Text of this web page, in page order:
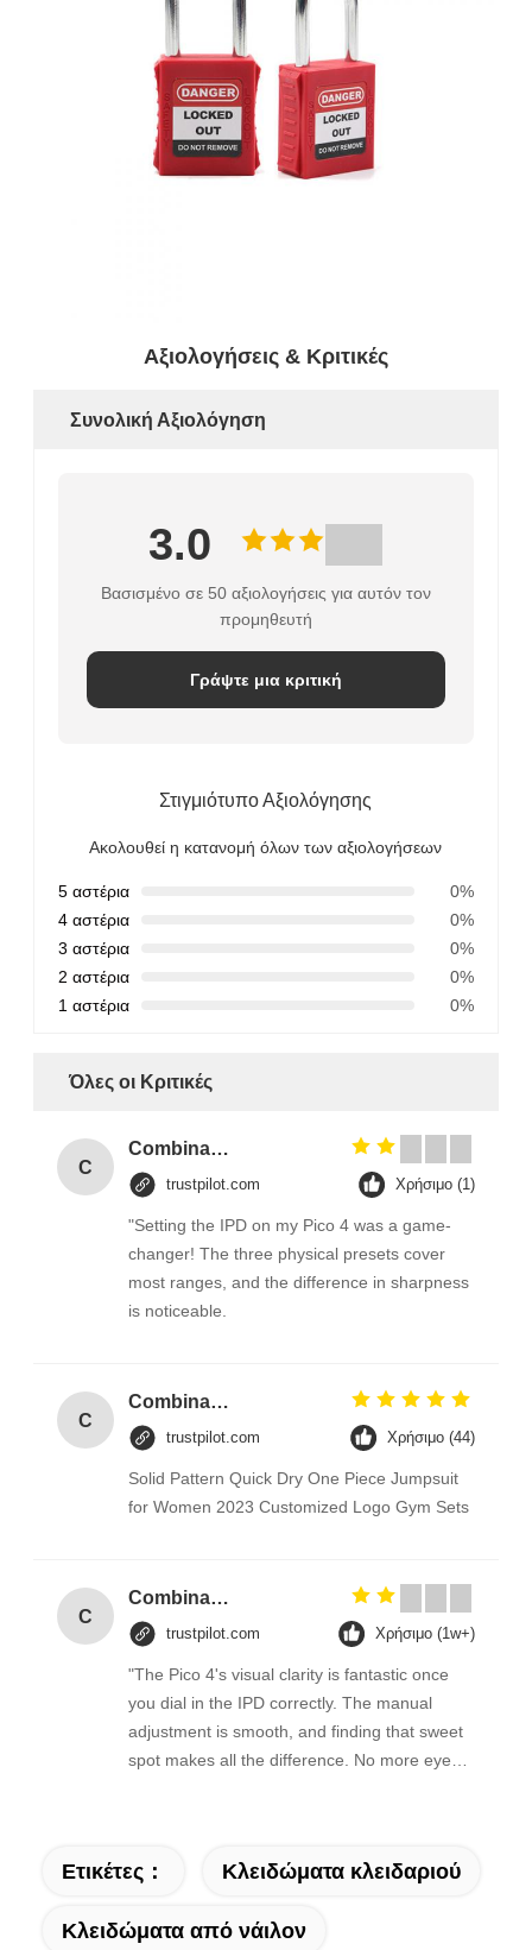
Αξιολογήσεις & Κριτικές
Συνολική Αξιολόγηση
3.0
Βασισμένο σε 50 αξιολογήσεις για αυτόν τον
προμηθευτή
Γράψτε μια κριτική
Στιγμιότυπο Αξιολόγησης
Ακολουθεί η κατανομή όλων των αξιολογήσεων
5 αστέρια
0%
4 αστέρια
0%
3 αστέρια
0%
2 αστέρια
0%
1 αστέρια
0%
Όλες οι Κριτικές
C
Combination Abs Open Padlock Hasp Lockout Station Board
trustpilot.com Χρήσιμο (1)
"Setting the IPD on my Pico 4 was a game-
changer! The three physical presets cover
most ranges, and the difference in sharpness
is noticeable.
C
Combination Abs Open Padlock Hasp Lockout Station Board
trustpilot.com Χρήσιμο (44)
Solid Pattern Quick Dry One Piece Jumpsuit
for Women 2023 Customized Logo Gym Sets
C
Combination Abs Open Padlock Hasp Lockout Station Board
trustpilot.com Χρήσιμο (1w+)
"The Pico 4's visual clarity is fantastic once
you dial in the IPD correctly. The manual
adjustment is smooth, and finding that sweet
spot makes all the difference. No more eye
fantastic once you dial in the IPD correctly.
finding that sweet spot makes all the
Ετικέτες： Κλειδώματα κλειδαριού
Κλειδώματα από νάιλον